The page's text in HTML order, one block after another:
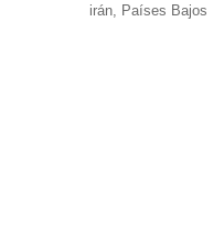
irán, Países Bajos